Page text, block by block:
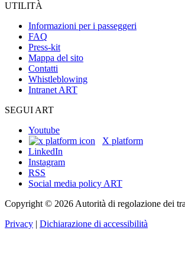
UTILITÀ
Informazioni per i passeggeri
FAQ
Press-kit
Mappa del sito
Contatti
Whistleblowing
Intranet ART
SEGUI ART
Youtube
X platform
LinkedIn
Instagram
RSS
Social media policy ART
Copyright © 2026 Autorità di regolazione dei
Privacy | Dichiarazione di accessibilità